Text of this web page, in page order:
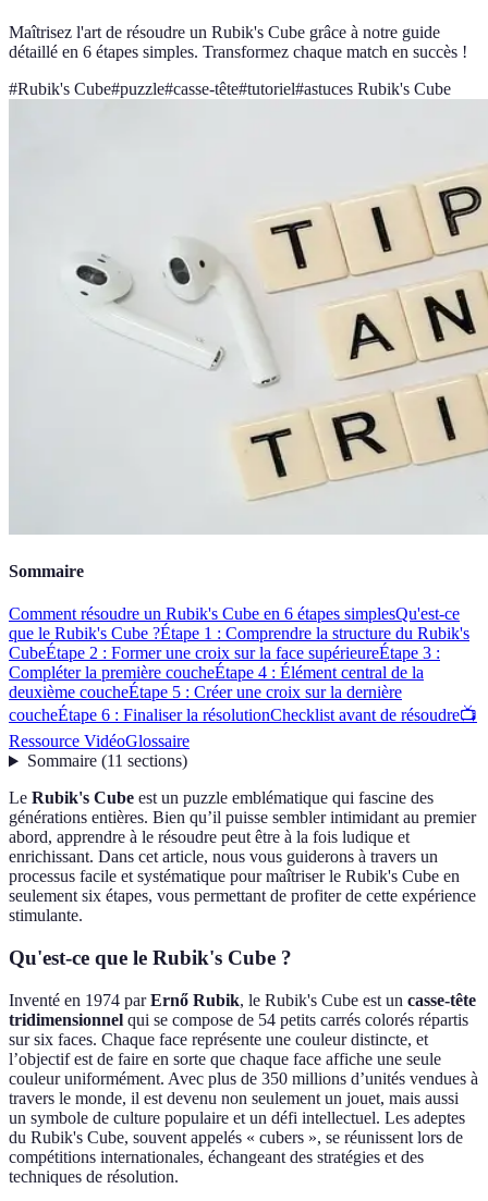
Maîtrisez l'art de résoudre un Rubik's Cube grâce à notre guide
détaillé en 6 étapes simples. Transformez chaque match en succès !
#Rubik's Cube#puzzle#casse-tête#tutoriel#astuces Rubik's Cube
Sommaire
Comment résoudre un Rubik's Cube en 6 étapes simplesQu'est-ce
que le Rubik's Cube ?Étape 1 : Comprendre la structure du Rubik's
CubeÉtape 2 : Former une croix sur la face supérieureÉtape 3 :
Compléter la première coucheÉtape 4 : Élément central de la
deuxième coucheÉtape 5 : Créer une croix sur la dernière
coucheÉtape 6 : Finaliser la résolutionChecklist avant de résoudre📺
Ressource VidéoGlossaire
Sommaire(11 sections)
Le Rubik's Cube est un puzzle emblématique qui fascine des
générations entières. Bien qu’il puisse sembler intimidant au premier
abord, apprendre à le résoudre peut être à la fois ludique et
enrichissant. Dans cet article, nous vous guiderons à travers un
processus facile et systématique pour maîtriser le Rubik's Cube en
seulement six étapes, vous permettant de profiter de cette expérience
stimulante.
Qu'est-ce que le Rubik's Cube ?
Inventé en 1974 parErnő Rubik, le Rubik's Cube est un casse-tête
tridimensionnel qui se compose de 54 petits carrés colorés répartis
sur six faces. Chaque face représente une couleur distincte, et
l’objectif est de faire en sorte que chaque face affiche une seule
couleur uniformément. Avec plus de 350 millions d’unités vendues à
travers le monde, il est devenu non seulement un jouet, mais aussi
un symbole de culture populaire et un défi intellectuel. Les adeptes
du Rubik's Cube, souvent appelés « cubers », se réunissent lors de
compétitions internationales, échangeant des stratégies et des
techniques de résolution.